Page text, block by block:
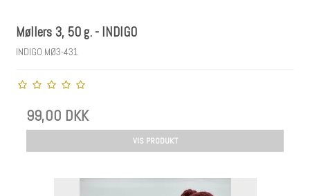
Møllers 3, 50 g. - INDIGO
INDIGO MØ3-431
99,00 DKK
VIS PRODUKT